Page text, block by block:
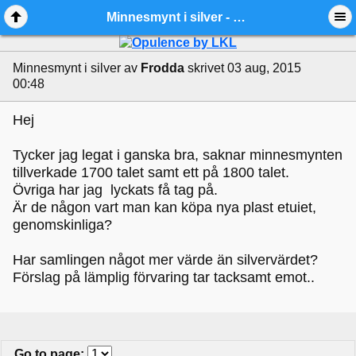
Minnesmynt i silver - Ädelmetallforum
Minnesmynt i silver av Frodda skrivet 03 aug, 2015
00:48
Hej
Tycker jag legat i ganska bra, saknar minnesmynten
tillverkade 1700 talet samt ett på 1800 talet.
Övriga har jag lyckats få tag på.
Är de någon vart man kan köpa nya plast etuiet,
genomskinliga?
Har samlingen något mer värde än silvervärdet?
Förslag på lämplig förvaring tar tacksamt emot..